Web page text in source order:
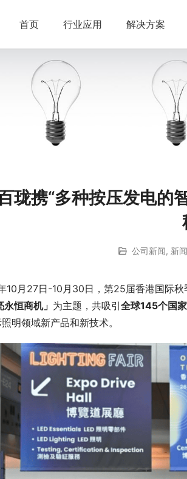
首页 行业应用 解决方案
珑携“多种按压发电的
公司新闻, 新
10月27日-10月30日，第25届香港国际
永恒商机」 为主题，共吸引全球145个国
明领域新产品和新技术。